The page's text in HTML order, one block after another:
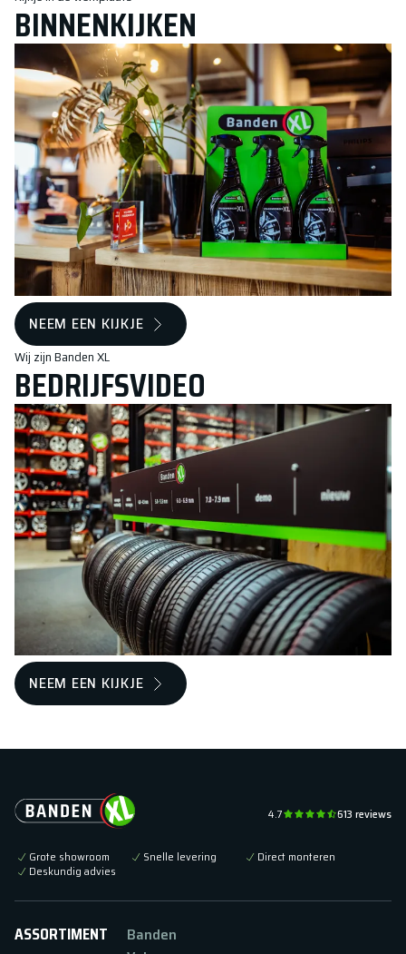
BINNENKIJKEN
NEEM EEN KIJKJE
Wij zijn Banden XL
BEDRIJFSVIDEO
NEEM EEN KIJKJE
4.7 613 reviews
Grote showroom Snelle levering
Direct monteren
Deskundig advies
ASSORTIMENT
Banden